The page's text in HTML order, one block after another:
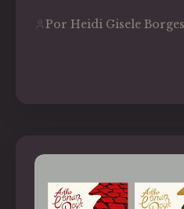
Por Heidi Gisele Borges